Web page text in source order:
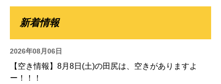
新着情報
2026年08月06日
【空き情報】8月8日(土)の田尻は、空きがありますよ
ー！！！